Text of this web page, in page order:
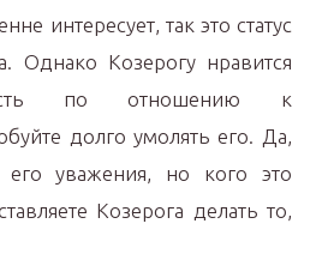
интересует, так это статус
Однако Козерогу нравится
по отношению к
долго умолять его. Да,
его уважения, но кого это
Козерога делать то,